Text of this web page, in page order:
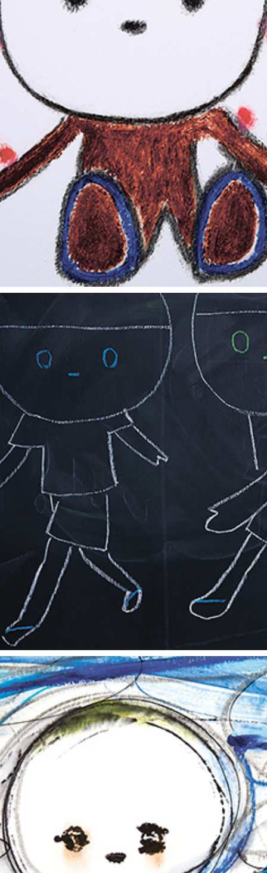
朝露通信161-170 ASATUYUTUUSHIN161-170
2015
朝露通信151-160 ASATUYUTUUSHIN151-160
朝露通信141-150 ASATUYUTUUSHIN141-150
2015